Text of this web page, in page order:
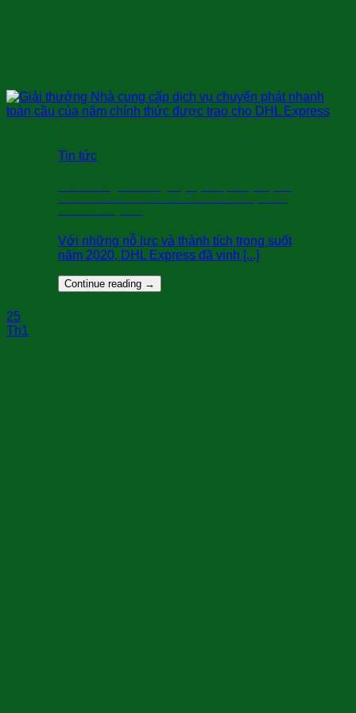
Tin tức
Với những nỗ lực và thành tích trong suốt
năm 2020, DHL Express đã vinh [...]
Continue reading →
25
Th1